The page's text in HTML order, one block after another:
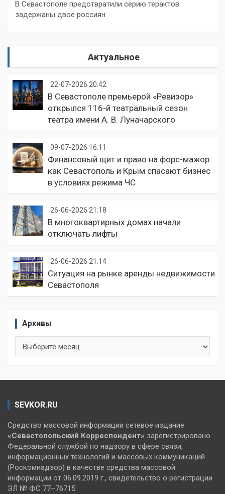
В Севастополе предотвратили серию терактов:
задержаны двое россиян
Актуальное
22-07-2026 20:42
В Севастополе премьерой «Ревизор»
открылся 116-й театральный сезон
театра имени А. В. Луначарского
09-07-2026 16:11
Финансовый щит и право на форс-мажор:
как Севастополь и Крым спасают бизнес
в условиях режима ЧС
26-06-2026 21:18
В многоквартирных домах начали
отключать лифты
26-06-2026 21:14
Ситуация на рынке аренды недвижимости
Севастополя
Архивы
SEVKOR.RU
Средство массовой информации сетевое издание
«Севастопольский Корреспондент» зарегистрировано
Федеральной службой по надзору в сфере связи,
информационных технологий и массовых коммуникаций
(Роскомнадзор) в качестве средства массовой
информации от 06.09.2019 г., свидетельство о регистрации
ЭЛ № ФС 77–76715